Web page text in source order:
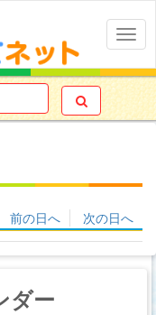

前の日へ 次の日へ
ダー